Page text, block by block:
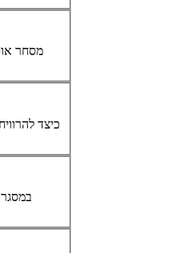
מסחר
כיצד